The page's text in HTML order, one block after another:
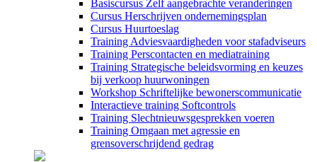
Basiscursus Zelf aangebrachte veranderingen
Cursus Herschrijven ondernemingsplan
Cursus Huurtoeslag
Training Adviesvaardigheden voor stafadviseurs
Training Perscontacten en mediatraining
Training Strategische beleidsvorming en keuzes
bij verkoop huurwoningen
Workshop Schriftelijke bewonerscommunicatie
Interactieve training Softcontrols
Training Slechtnieuwsgesprekken voeren
Training Omgaan met agressie en
grensoverschrijdend gedrag